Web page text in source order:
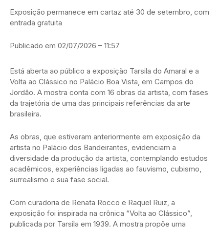
Exposição permanece em cartaz até 30 de setembro, com
entrada gratuita
Publicado em 02/07/2026 – 11:57
Está aberta ao público a exposição Tarsila do Amaral e a
Volta ao Clássico no Palácio Boa Vista, em Campos do
Jordão. A mostra conta com 16 obras da artista, com fases
da trajetória de uma das principais referências da arte
brasileira.
As obras, que estiveram anteriormente em exposição da
artista no Palácio dos Bandeirantes, evidenciam a
diversidade da produção da artista, contemplando estudos
acadêmicos, experiências ligadas ao fauvismo, cubismo,
surrealismo e sua fase social.
Com curadoria de Renata Rocco e Raquel Ruiz, a
exposição foi inspirada na crônica “Volta ao Clássico”,
publicada por Tarsila em 1939. A mostra propõe uma